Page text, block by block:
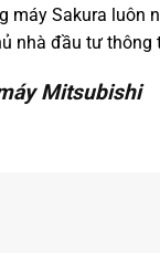
máy Sakura luôn
nhà đầu tư thông
Mitsubishi